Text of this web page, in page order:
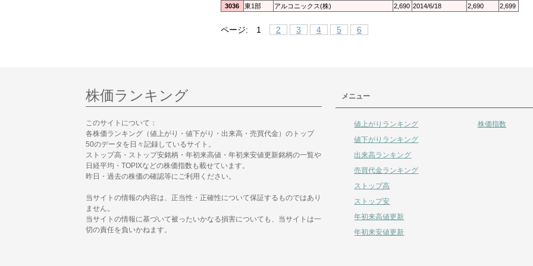
3036
東1部 アルコニックス(株) 2,690 2014/6/18 2,690 2,699
ページ: 1 2 3 4 5 6
株価ランキング
このサイトについて：
各株価ランキング（値上がり・値下がり・出来高・売買代金）のトップ
50のデータを日々記録しているサイト。
ストップ高・ストップ安銘柄・年初来高値・年初来安値更新銘柄の一覧や
日経平均・TOPIXなどの株価指数も載せています。
昨日・過去の株価の確認等にご利用ください。
当サイトの情報の内容は、正当性・正確性について保証するものではあり
ません。
当サイトの情報に基づいて被ったいかなる損害についても、当サイトは一
切の責任を負いかねます。
メニュー
値上がりランキング
値下がりランキング
出来高ランキング
売買代金ランキング
ストップ高
ストップ安
年初来高値更新
年初来安値更新
株価指数